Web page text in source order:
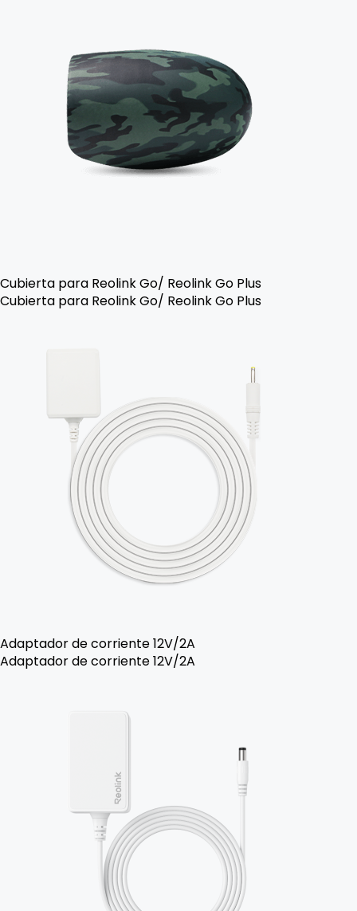
Cubierta para Reolink Go/ Reolink Go Plus
Cubierta para Reolink Go/ Reolink Go Plus
Adaptador de corriente 12V/2A
Adaptador de corriente 12V/2A